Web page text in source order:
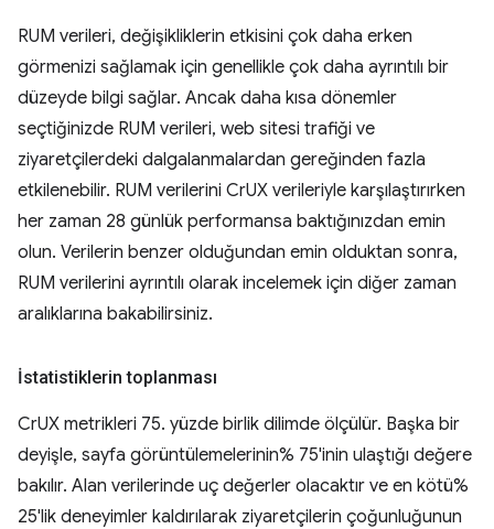
RUM verileri, değişikliklerin etkisini çok daha erken
görmenizi sağlamak için genellikle çok daha ayrıntılı bir
düzeyde bilgi sağlar. Ancak daha kısa dönemler
seçtiğinizde RUM verileri, web sitesi trafiği ve
ziyaretçilerdeki dalgalanmalardan gereğinden fazla
etkilenebilir. RUM verilerini CrUX verileriyle karşılaştırırken
her zaman 28 günlük performansa baktığınızdan emin
olun. Verilerin benzer olduğundan emin olduktan sonra,
RUM verilerini ayrıntılı olarak incelemek için diğer zaman
aralıklarına bakabilirsiniz.
İstatistiklerin toplanması
CrUX metrikleri 75. yüzde birlik dilimde ölçülür. Başka bir
deyişle, sayfa görüntülemelerinin% 75'inin ulaştığı değere
bakılır. Alan verilerinde uç değerler olacaktır ve en kötü%
25'lik deneyimler kaldırılarak ziyaretçilerin çoğunluğunun